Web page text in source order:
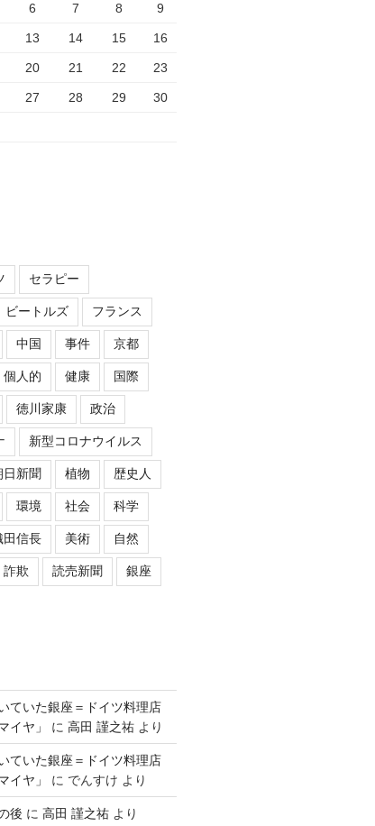
6 7 8 9
13 14 15 16
20 21 22 23
27 28 29 30
セラピー
ビートルズ フランス
中国 事件 京都
個人的 健康 国際
徳川家康 政治
新型コロナウイルス
日新聞 植物 歴史人
環境 社会 科学
田信長 美術 自然
詐欺 読売新聞 銀座
ていた銀座＝ドイツ料理店
イヤ」
に 高田 謹之祐より
ていた銀座＝ドイツ料理店
イヤ」
に でんすけ より
後 に 高田 謹之祐より